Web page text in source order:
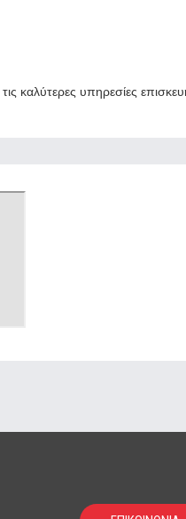
καλύτερες υπηρεσίες